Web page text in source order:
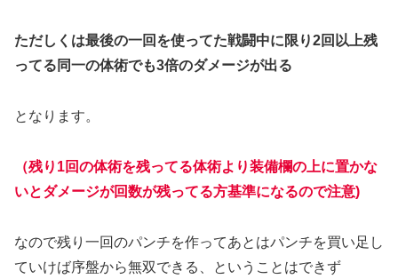
ただしくは最後の一回を使ってた戦闘中に限り2回以上残
ってる同一の体術でも3倍のダメージが出る
となります。
（残り1回の体術を残ってる体術より装備欄の上に置かな
いとダメージが回数が残ってる方基準になるので注意)
なので残り一回のパンチを作ってあとはパンチを買い足し
ていけば序盤から無双できる、ということはできず